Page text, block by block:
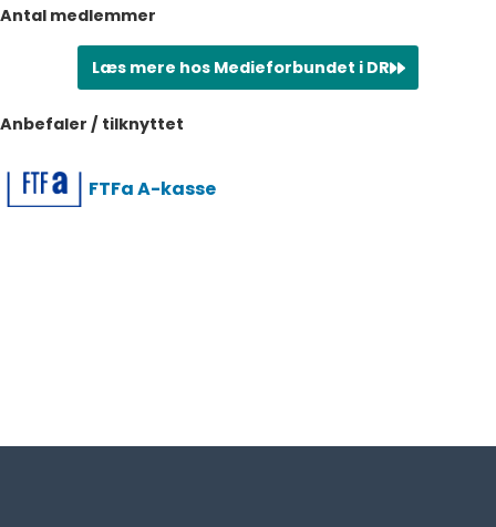
Antal medlemmer
Læs mere hos Medieforbundet i DR
Anbefaler / tilknyttet
FTFa A-kasse